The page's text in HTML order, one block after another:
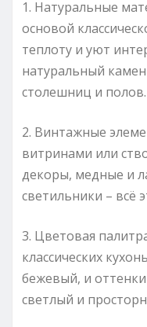
1. Натуральные
основой
теплоту и уют
натуральный
столешниц и полов.
2. Винтажные
витринами или
декоры, медные и
светильники – всё
3. Цветовая
классических
бежевый, и
светлый и